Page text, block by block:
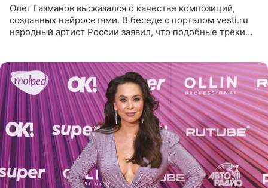
Олег Газманов высказался о качестве композиций,
созданных нейросетями. В беседе с порталом vesti.ru
народный артист России заявил, что подобные треки